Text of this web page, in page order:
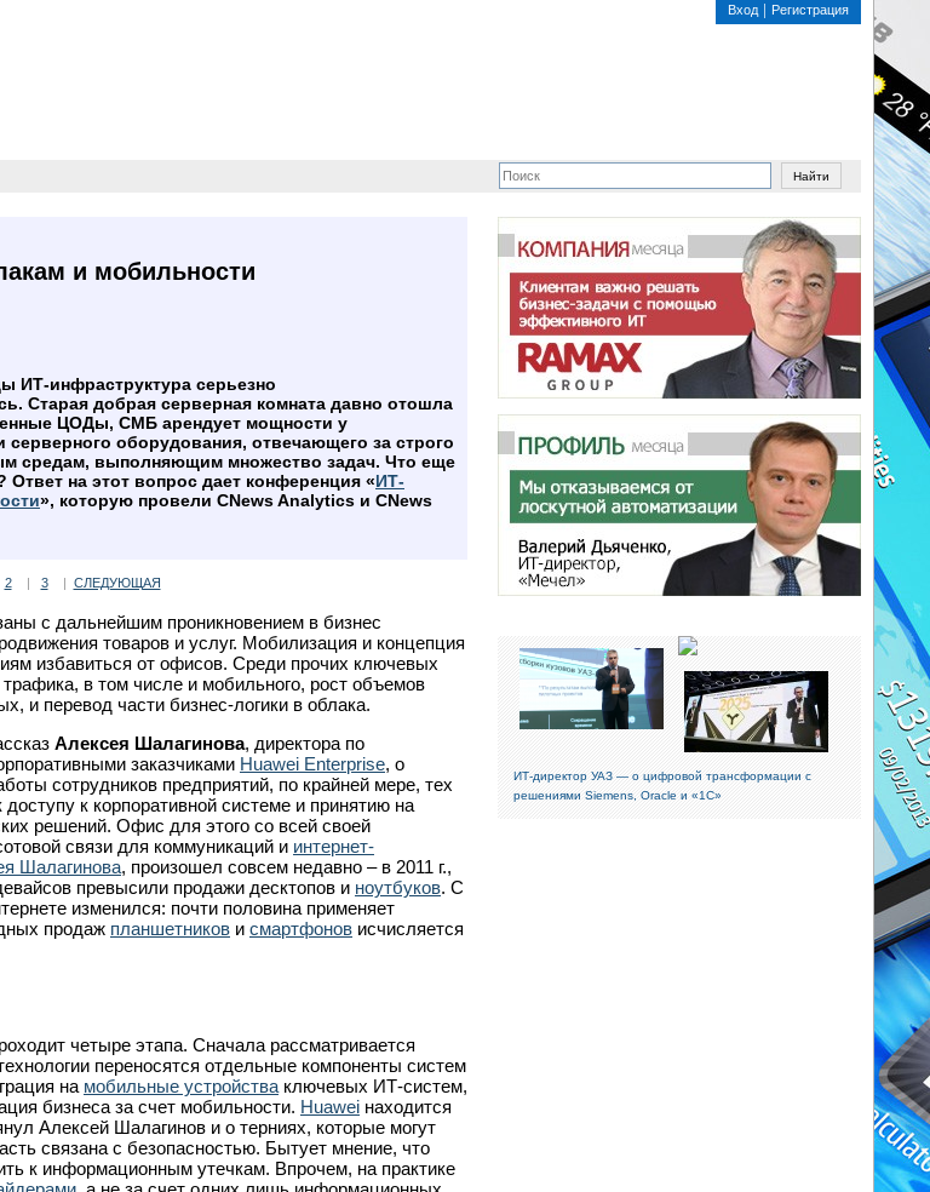
Вход Регистрация
и мобильности
ИТ-инфраструктура серьезно
Старая добрая серверная комната давно отошла
ЦОДы, СМБ арендует мощности у
оборудования, отвечающего за строго
средам, выполняющим множество задач. Что еще
на этот вопрос дает конференция «ИТ-
», которую провели CNews Analytics и CNews
2 | 3 | СЛЕДУЮЩАЯ
с дальнейшим проникновением в бизнес
товаров и услуг. Мобилизация и концепция
избавиться от офисов. Среди прочих ключевых
в том числе и мобильного, рост объемов
и перевод части бизнес-логики в облака.
Алексея Шалагинова, директора по
заказчиками Huawei Enterprise, о
сотрудников предприятий, по крайней мере, тех
к корпоративной системе и принятию на
решений. Офис для этого со всей своей
связи для коммуникаций и интернет-
Шалагинова, произошел совсем недавно – в 2011 г.,
превысили продажи десктопов и ноутбуков. С
изменился: почти половина применяет
продаж планшетников и смартфонов исчисляется
четыре этапа. Сначала рассматривается
переносятся отдельные компоненты систем
на мобильные устройства ключевых ИТ-систем,
бизнеса за счет мобильности. Huawei находится
Алексей Шалагинов и о терниях, которые могут
связана с безопасностью. Бытует мнение, что
к информационным утечкам. Впрочем, на практике
ИТ-директор УАЗ — о цифровой трансформации с
решениями Siemens, Oracle и «1С»